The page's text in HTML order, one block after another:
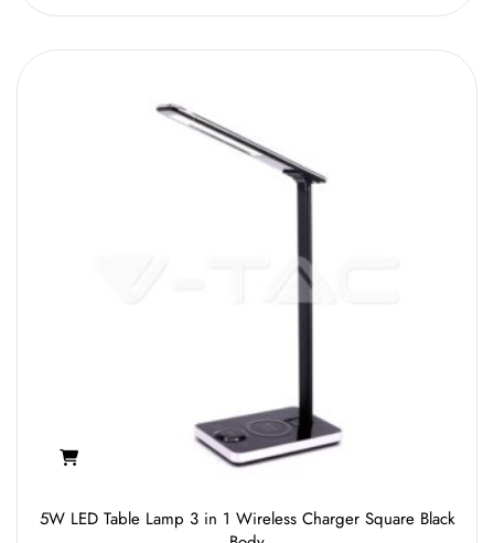
5W LED Table Lamp 3 in 1 Wireless Charger Square Black